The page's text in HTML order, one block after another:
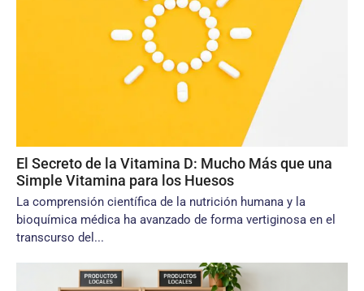
El Secreto de la Vitamina D: Mucho Más que una
Simple Vitamina para los Huesos
La comprensión científica de la nutrición humana y la
bioquímica médica ha avanzado de forma vertiginosa en el
transcurso del...